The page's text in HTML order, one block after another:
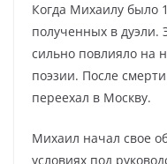
Когда Михаилу было
полученных в дуэли.
сильно повлияло на
поэзии. После
переехал в Москву.
Михаил начал свое
условиях под